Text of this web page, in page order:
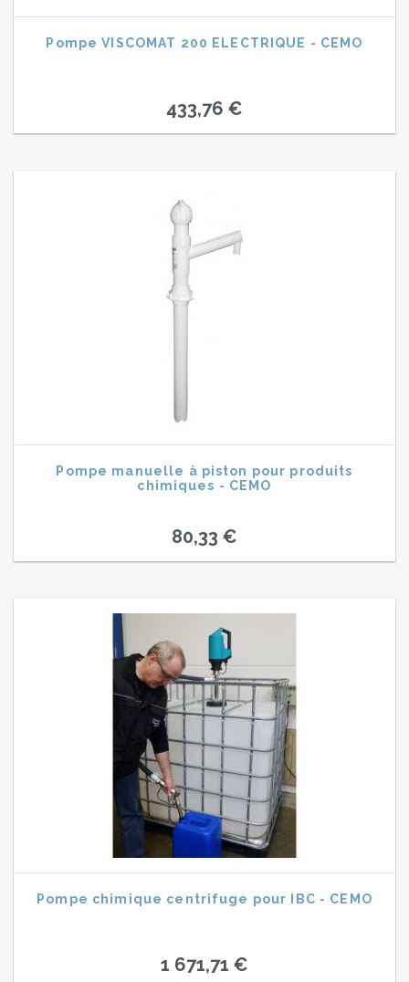
Pompe VISCOMAT 200 ELECTRIQUE - CEMO
433,76 €
Pompe manuelle à piston pour produits
chimiques - CEMO
80,33 €
Pompe chimique centrifuge pour IBC - CEMO
1 671,71 €